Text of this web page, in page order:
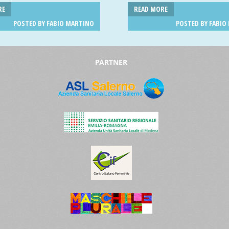
POSTED BY FABIO MARTINO
READ MORE
POSTED BY
PARTNER